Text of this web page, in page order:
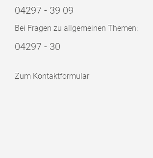
04297 - 39 09
Bei Fragen zu allgemeinen Themen:
04297 - 30
Zum Kontaktformular